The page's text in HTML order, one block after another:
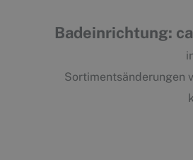
Badeinrichtung:
Sortimentsänderungen